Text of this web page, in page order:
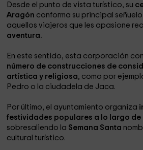
Desde el punto de vista turístico, su
Aragón conforma su principal
aquellos viajeros que les apasione
aventura.
En este sentido, esta corporación
número de construcciones de
artística y religiosa, como por
Pedro o la ciudadela de Jaca.
Por último, el ayuntamiento organiza
festividades populares a lo largo de
sobresaliendo la Semana Santa
cultural turístico.